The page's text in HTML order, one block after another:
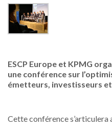
ESCP Europe et KPMG
une conférence sur
émetteurs, investisseurs
Cette conférence s’articulera